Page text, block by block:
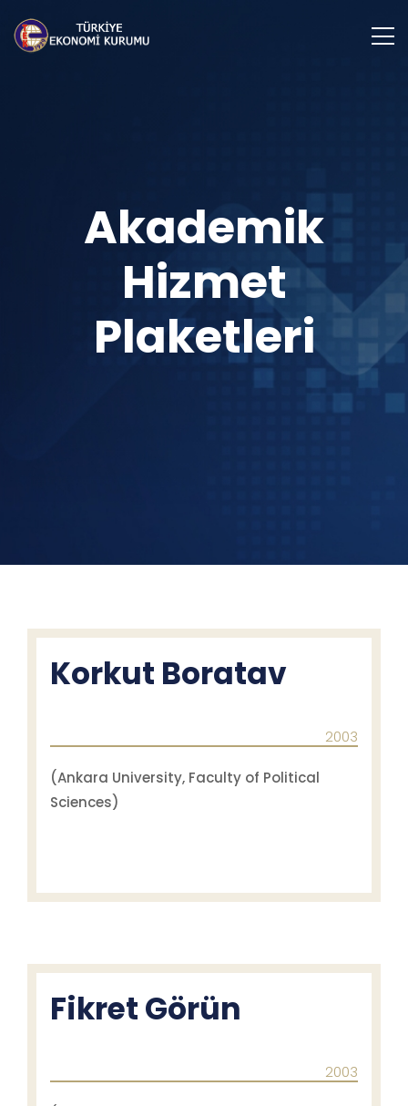
Akademik
Hizmet
Plaketleri
Korkut Boratav
2003
(Ankara University, Faculty of Political
Sciences)
Fikret Görün
2003